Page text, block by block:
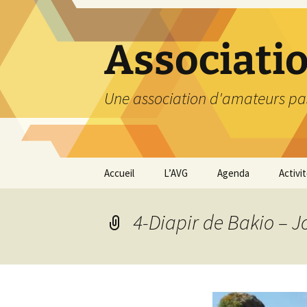
contenu
Une association d'amateurs
Accueil L’AVG
Nos coordonnées
Nous contacter et
Agenda
4-Diapir de Bakio –